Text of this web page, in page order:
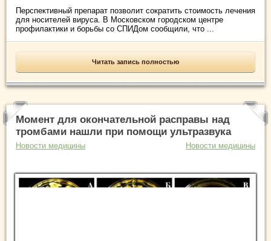
Перспективный препарат позволит сократить стоимость лечения
для носителей вируса. В Московском городском центре
профилактики и борьбы со СПИДом сообщили, что ...
Читать запись полностью
Момент для окончательной расправы над
тромбами нашли при помощи ультразвука
Новости медицины Новости медицины